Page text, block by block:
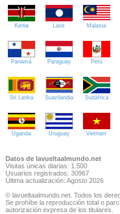
Kenia Laos Malasia
Panamá Paraguay Perú
Sri Lanka Suazilandia Sudáfrica
Uganda Uruguay Vietnam
Datos de lavueltaalmundo.net
Visitas únicas diarias: 1.500
Usuarios registrados: 30967
Última actualización: Agosto 2026
© lavueltaalmundo.net. Todos los
Se prohíbe la reproducción total o
autorización expresa de los titulares.